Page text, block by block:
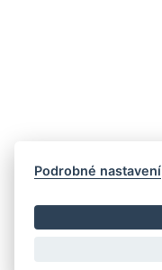
Podrobné nastavení